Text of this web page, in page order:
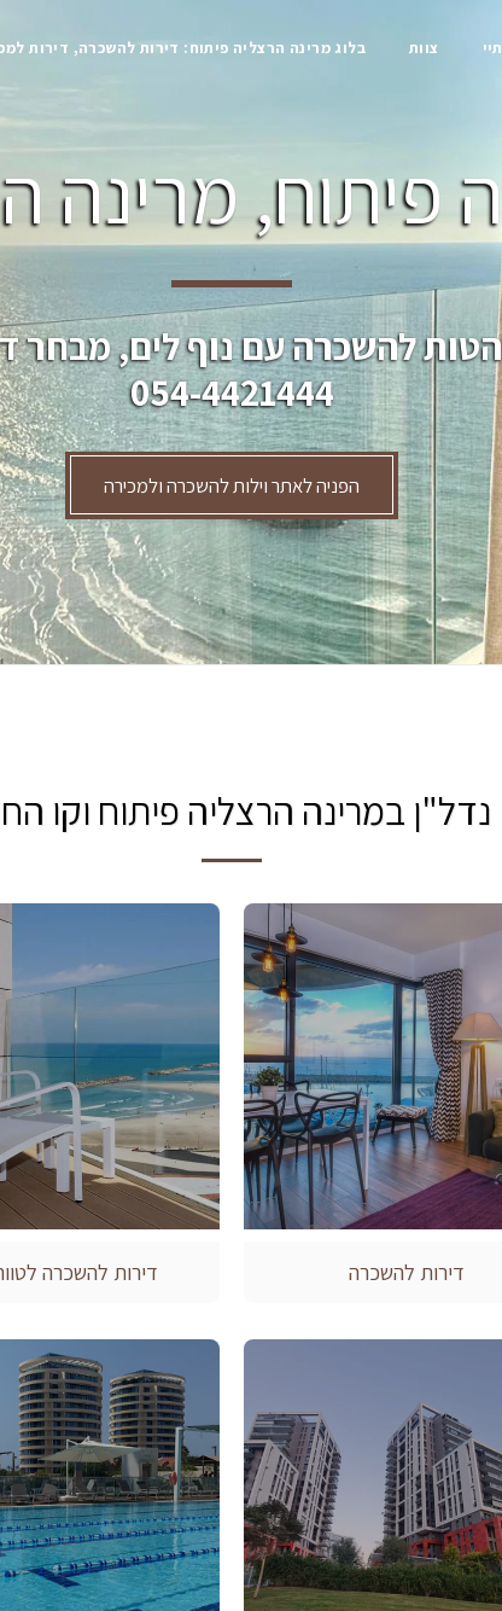
צוות בלוג מרינה הרצליה פיתוח: דירות להשכרה, דירות
פיתוח, מרינה
להשכרה עם נוף לים, מבחר
054-4421444
הפניה לאתר וילות להשכרה ולמכירה
נדל"ן במרינה הרצליה פיתוח וקו
דירות להשכרה דירות להשכרה